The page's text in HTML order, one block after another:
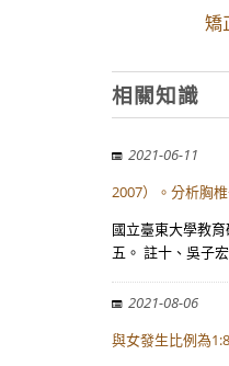
矯
相關知識
2021-06-11
2007）。分析胸
國立臺東大學教
五。 註十、吳子
2021-08-06
與女發生比例為